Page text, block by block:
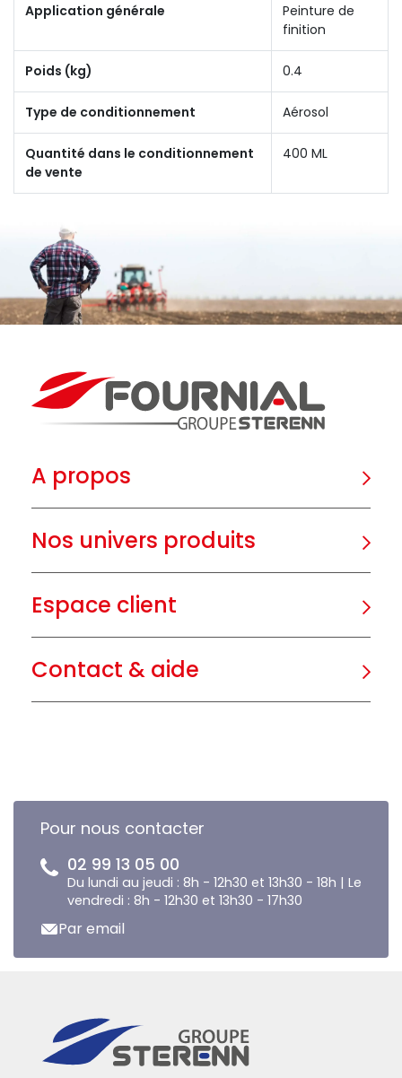
Application générale
Peinture de
finition
Poids (kg) 0.4
Type de conditionnement Aérosol
Quantité dans le conditionnement
de vente
400 ML
A propos
Nos univers produits
Espace client
Contact & aide
Pour nous contacter
02 99 13 05 00
Du lundi au jeudi : 8h - 12h30 et 13h30 - 18h | Le
vendredi : 8h - 12h30 et 13h30 - 17h30
Par email